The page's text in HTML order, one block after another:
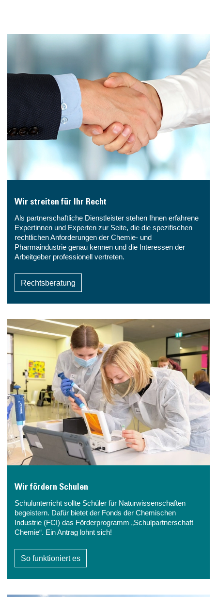
Wir streiten für Ihr Recht
Als partnerschaftliche Dienstleister stehen Ihnen erfahrene
Expertinnen und Experten zur Seite, die die spezifischen
rechtlichen Anforderungen der Chemie- und
Pharmaindustrie genau kennen und die Interessen der
Arbeitgeber professionell vertreten.
Rechtsberatung
Wir fördern Schulen
Schulunterricht sollte Schüler für Naturwissenschaften
begeistern. Dafür bietet der Fonds der Chemischen
Industrie (FCI) das Förderprogramm „Schulpartnerschaft
Chemie“. Ein Antrag lohnt sich!
So funktioniert es